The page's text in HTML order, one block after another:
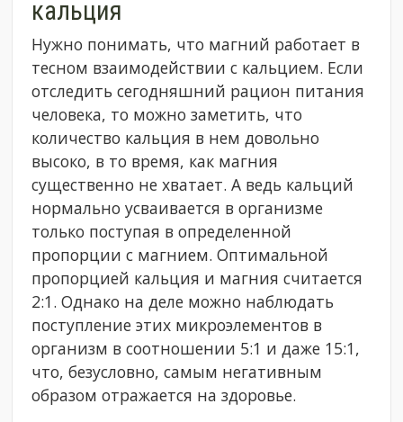
кальция
Нужно понимать, что магний работает в
тесном взаимодействии с кальцием. Если
отследить сегодняшний рацион питания
человека, то можно заметить, что
количество кальция в нем довольно
высоко, в то время, как магния
существенно не хватает. А ведь кальций
нормально усваивается в организме
только поступая в определенной
пропорции с магнием. Оптимальной
пропорцией кальция и магния считается
2:1. Однако на деле можно наблюдать
поступление этих микроэлементов в
организм в соотношении 5:1 и даже 15:1,
что, безусловно, самым негативным
образом отражается на здоровье.